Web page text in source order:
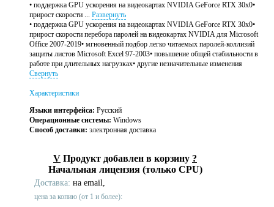
• поддержка GPU ускорения на видеокартах NVIDIA GeForce RTX 30x0•
прирост скорости ... Развернуть
• поддержка GPU ускорения на видеокартах NVIDIA GeForce RTX 30x0•
прирост скорости перебора паролей на видеокартах NVIDIA для Microsoft
Office 2007-2019• мгновенный подбор легко читаемых паролей-коллизий
защиты листов Microsoft Excel 97-2003• повышение общей стабильности в
работе при длительных нагрузках• другие незначительные изменения
Свернуть
Характеристики
Языки интерфейса: Русский
Операционные системы: Windows
Способ доставки: электронная доставка
V Продукт добавлен в корзину ?
Начальная лицензия (только CPU)
Доставка: на email,
цена за копию (от 1 и более):